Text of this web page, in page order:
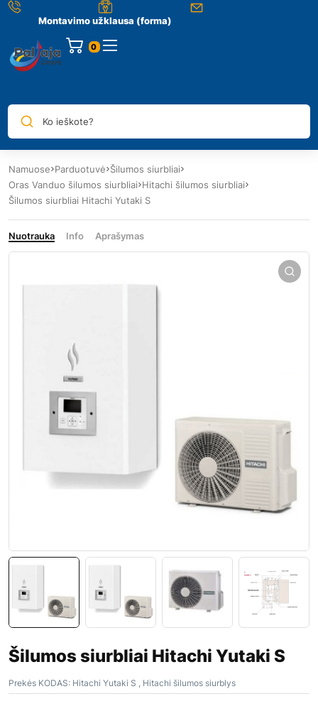
Montavimo užklausa (forma)
0
Ko ieškote?
Namuose Parduotuvė Šilumos siurbliai
Oras Vanduo šilumos siurbliai Hitachi šilumos siurbliai
Šilumos siurbliai Hitachi Yutaki S
Nuotrauka Info Aprašymas
Šilumos siurbliai Hitachi Yutaki S
Prekės KODAS: Hitachi Yutaki S , Hitachi šilumos siurblys